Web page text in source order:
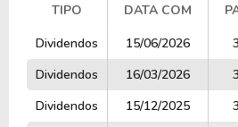
TIPO DATA COM
TIPO
DATA COM
Dividendos 15/06/2026
Dividendos
16/03/2026
Dividendos
15/12/2025